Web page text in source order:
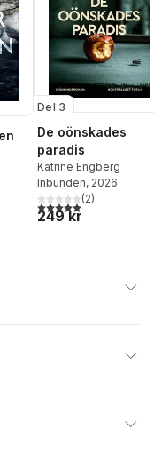
antal röster:
Del 3
De oönskades
paradis
Katrine Engberg
Inbunden, 2026
5,0utav 5 stjärnor.
(2)
249 kr